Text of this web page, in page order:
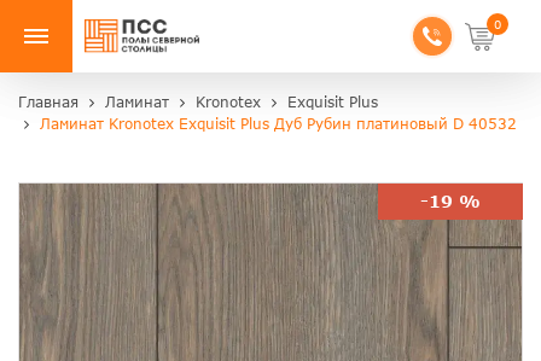
0
Главная Ламинат Kronotex
Exquisit Plus
Ламинат Kronotex Exquisit Plus Дуб Рубин платиновый D 40532
-19 %